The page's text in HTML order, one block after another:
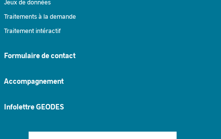
Jeux de données
Traitements à la demande
Traitement intéractif
Formulaire de contact
Accompagnement
Infolettre GEODES